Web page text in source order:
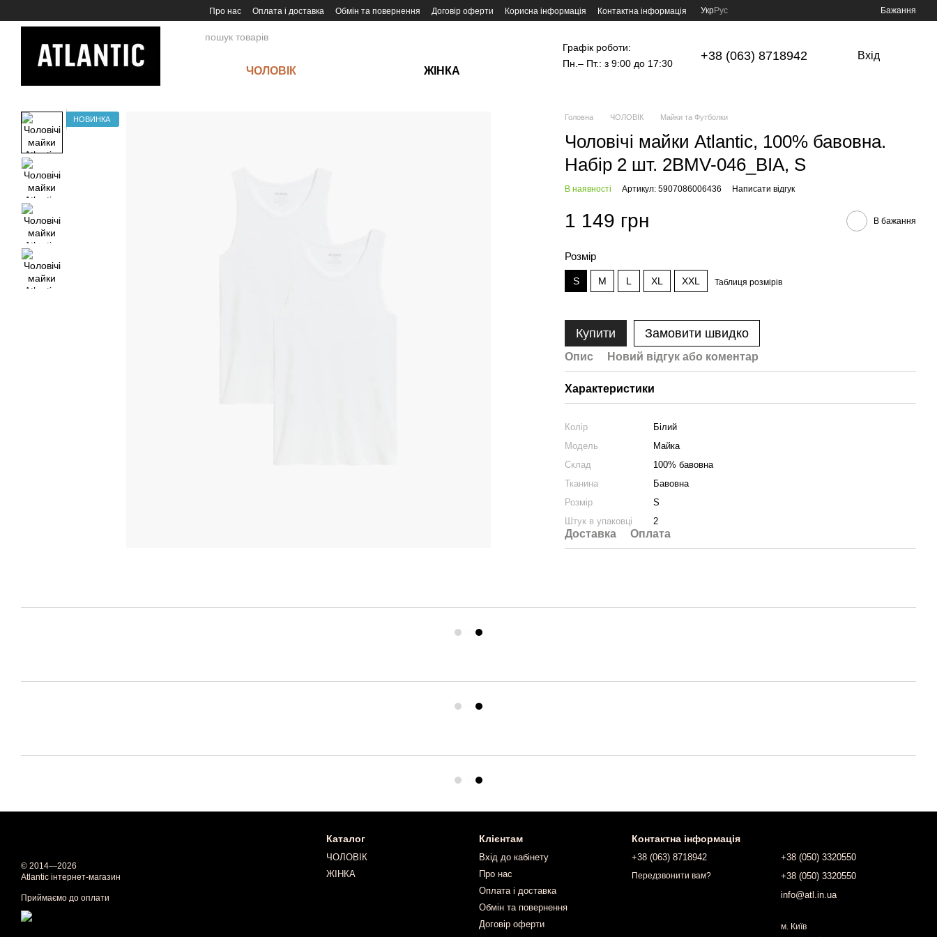
Про нас Оплата і доставка Обмін та повернення Договір оферти Корисна інформація Контактна інформація УкрРус Бажання
ЧОЛОВІК ЖІНКА
Графік роботи:
Пн.– Пт.: з 9:00 до 17:30
+38 (063) 8718942 Вхід
НОВИНКА Головна ЧОЛОВІК Майки та Футболки
Чоловічі майки Atlantic, 100% бавовна.
Набір 2 шт. 2BMV-046_BIA, S
В наявності Артикул: 5907086006436 Написати відгук
1 149 грн В бажання
Розмір
S M L XL XXL Таблиця розмірів
Купити Замовити швидко
Опис Новий відгук або коментар
Характеристики
Колір
Білий
Модель
Майка
Склад
100% бавовна
Тканина
Бавовна
Розмір
S
Штук в упаковці
2
Доставка Оплата
© 2014—2026
Atlantic інтернет-магазин
Приймаємо до оплати
Каталог
ЧОЛОВІК
ЖІНКА
Клієнтам
Вхід до кабінету
Про нас
Оплата і доставка
Обмін та повернення
Договір оферти
Контактна інформація
+38 (063) 8718942
Передзвонити вам?
+38 (050) 3320550
+38 (050) 3320550
info@atl.in.ua
м. Київ